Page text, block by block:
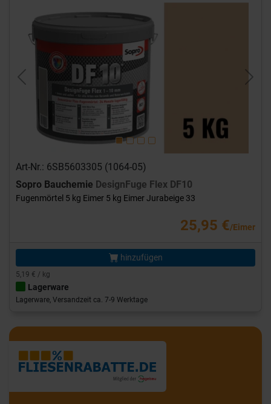
Previous Next
Art-Nr.: 6SB5603305 (1064-05)
Sopro Bauchemie DesignFuge Flex DF10
Fugenmörtel 5 kg Eimer 5 kg Eimer Jurabeige 33
25,95 €/Eimer
hinzufügen
5,19 € / kg
Lagerware
Lagerware, Versandzeit ca. 7-9 Werktage